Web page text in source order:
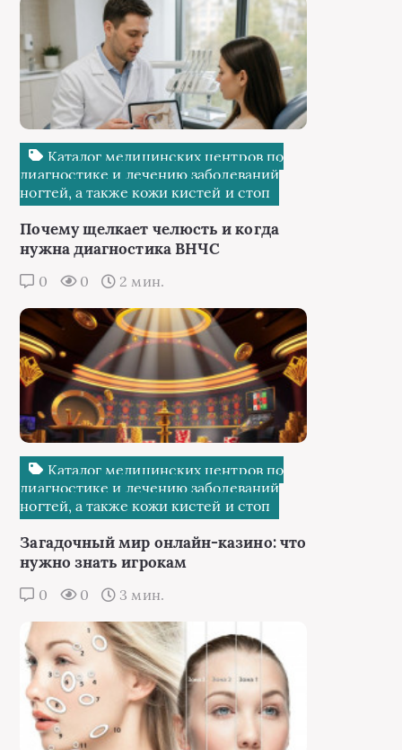
Каталог медицинских центров по
диагностике и лечению заболеваний
ногтей, а также кожи кистей и стоп
Почему щелкает челюсть и когда
нужна диагностика ВНЧС
0 0 2 мин.
Каталог медицинских центров по
диагностике и лечению заболеваний
ногтей, а также кожи кистей и стоп
Загадочный мир онлайн-казино: что
нужно знать игрокам
0 0 3 мин.